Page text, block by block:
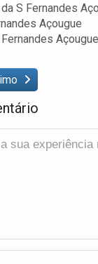
S Fernandes
Açougue
Açougue